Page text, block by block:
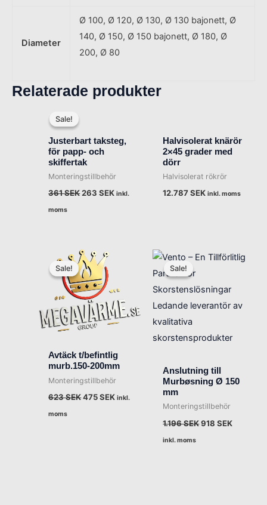
Diameter
Ø 100, Ø 120, Ø 130, Ø 130 bajonett, Ø
140, Ø 150, Ø 150 bajonett, Ø 180, Ø
200, Ø 80
Relaterade produkter
Sale!
Sale!
Justerbart taksteg,
för papp- och
skiffertak
Monteringstillbehör
361SEK
361 SEK.
263SEK
263 SEK.
inkl.
moms
Halvisolerat knärör
2×45 grader med
dörr
Halvisolerat rökrör
12.787SEK inkl. moms
Sale!
Sale!
Avtäck t/befintlig
murb.150-200mm
Monteringstillbehör
623SEK
Det
ursprungliga
priset
var:
623 SEK.
475SEK
475 SEK.
inkl.
moms
Sale!
Sale!
Anslutning till
Murbøsning Ø 150
mm
Monteringstillbehör
1.196SEK
Det
ursprungliga
var:
1.196 SEK.
918SEK
Det
inkl. moms